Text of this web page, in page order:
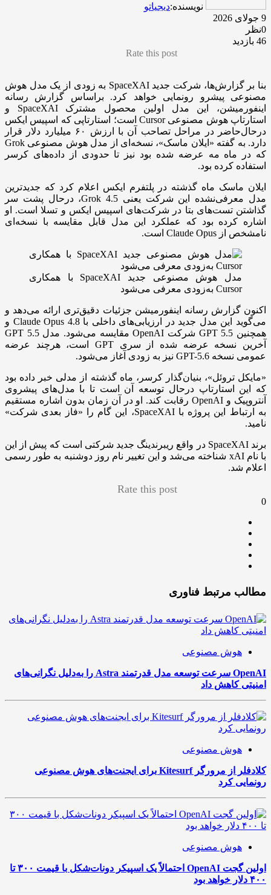
نویسنده:دیجیاتو
9 جولای 2026
0نظر
46 بازدید
Rate this post
بنا بر گزارش‌ها، شرکت جدید SpaceXAI به زودی از یک مدل هوش
مصنوعی پیشرو رونمایی خواهد کرد. براساس گزارش رسانه
اینفورمیشن، این مدل اولین محصول مشترک SpaceXAI و
استارتاپ هوش مصنوعی Cursor است؛ استارتاپی که اسپیس ایکس
درحال‌حاضر در مراحل تصاحب آن با ارزش ۶۰ میلیارد دلار قرار
دارد. به گفته «ایلان ماسک»، نسخه‌ای از مدل هوش مصنوعی Grok
که در ماه مه عرضه شده بود نیز تا حدودی از داده‌های کرسر
استفاده کرده بود.
ایلان ماسک ماه گذشته در پلتفرم ایکس اعلام کرد که جدیدترین
مدل معرفی‌نشده این شرکت یعنی Grok 4.5، درحال پشت سر
گذاشتن تست‌های بتا در شرکت‌های اسپیس ایکس و تسلا است. او
اشاره کرده بود که عملکرد این مدل قابل مقایسه با نسخه‌ای
نامشخص از Claude Opus است.
مدل هوش مصنوعی جدید SpaceXAI با همکاری
Cursor به‌زودی معرفی می‌شود
اکنون گزارش رسانه اینفورمیشن جزئیات دقیق‌تری ارائه می‌دهد و
می‌گوید این مدل جدید در ارزیابی‌های داخلی با Claude Opus 4.8 و
همچنین GPT 5.5 شرکت OpenAI مقایسه می‌شود. مدل GPT 5.5
آخرین نسخه عرضه شده از سری GPT است، هرچند عرضه
عمومی نسخه GPT-5.6 نیز به زودی آغاز می‌شود.
«مایکل تروئل»، بنیان‌گذار کرسر، ماه گذشته از مدلی خبر داده بود
که این استارتاپ درحال توسعه آن است تا با مدل‌های پیشروی
آنتروپیک و OpenAI رقابت کند. او در آن زمان بدون اشاره مستقیم
به ارتباط این پروژه با SpaceXAI، این گام را «فاز بعدی شرکت»
نامید.
برند SpaceXAI در واقع ریبرندینگ جدید شرکتی است که پیش از این
با نام xAI شناخته می‌شد و این تغییر نام روز دوشنبه به طور رسمی
اعلام شد.
Rate this post
0
مطالب مرتبط فناوری
هوش مصنوعی
OpenAI سرعت توسعه مدل قدرتمند Astra را به‌دلیل نگرانی‌های
امنیتی کاهش داد
هوش مصنوعی
کلادفلر از مرورگر Kitesurf برای ایجنت‌های هوش مصنوعی
رونمایی کرد
هوش مصنوعی
اولین گجت OpenAI احتمالاً یک اسپیکر دونات‌شکل با قیمت ۳۰۰ تا
۴۰۰ دلار خواهد بود